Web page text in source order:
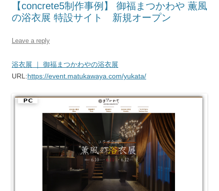
【concrete5制作事例】 御福まつかわや 薫風
の浴衣展 特設サイト 新規オープン
Leave a reply
浴衣展 ｜ 御福まつかわやの浴衣展
URL:https://event.matukawaya.com/yukata/